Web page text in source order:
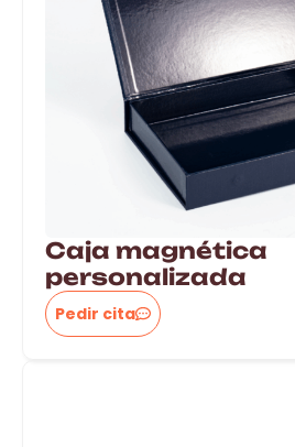
Caja magnética
personalizada
Pedir cita